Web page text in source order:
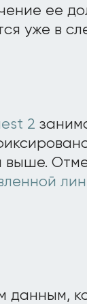
ее
уже в
2
данным,